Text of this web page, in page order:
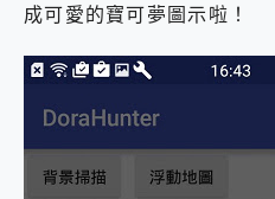
成可愛的寶可夢圖示啦！